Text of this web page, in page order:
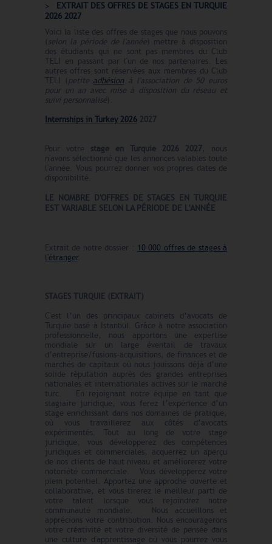
EXTRAIT DES OFFRES DE STAGES EN TURQUIE
2026 2027
Voici la liste des offres de stages que nous pouvons
(selon la période de l'année ) mettre à disposition
des étudiants qui ne sont pas membres du Club
TELI en passant par l'un de nos partenaires. Les
autres offres sont réservées aux membres du Club
TELI (petite adhésion à l'association de 50 euros
pour un an avec mise à disposition du réseau et
suivi personnalisé ).
Internships in Turkey 2026 2027
Pour votre stage en Turquie 2026 2027, nous
n'avons sélectionné que les annonces valables toute
l'année. Vous pourrez donner vos propres dates de
disponibilité.
LE NOMBRE D'OFFRES DE STAGES EN TURQUIE
EST VARIABLE SELON LA PÉRIODE DE L'ANNÉE
Extrait de notre dossier : 10 000 offres de stages à
l'étranger.
STAGES TURQUIE (EXTRAIT)
C'est l’un des principaux cabinets d’avocats de
Turquie basé à Istanbul. Grâce à notre association
professionnelle, nous apportons une expertise
mondiale sur un large éventail de travaux
d’entreprise/fusions-acquisitions, de finances et de
marchés de capitaux où nous jouissons déjà d’une
solide réputation auprès des grandes entreprises
nationales et internationales actives sur le marché
turc. En rejoignant notre équipe en tant que
stagiaire juridique, vous ferez l’expérience d’un
stage enrichissant dans nos domaines de pratique,
où vous travaillerez aux côtés d’avocats
expérimentés. Tout au long de votre stage
juridique, vous développerez des compétences
juridiques et commerciales, acquerrez un aperçu
de nos clients de haut niveau et améliorerez votre
notoriété commerciale. Vous développerez votre
plein potentiel. Apportez une approche ouverte et
collaborative, et vous tirerez le meilleur parti de
votre talent lorsque vous rejoindrez notre
communauté mondiale. Nous accueillons et
apprécions votre contribution. Nous encouragerons
votre créativité et votre diversité de pensée dans
une culture d'apprentissage où vous pourrez vous